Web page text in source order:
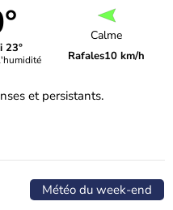
23°
Calme
Rafales10 km/h
et persistants.
Météo du week-end